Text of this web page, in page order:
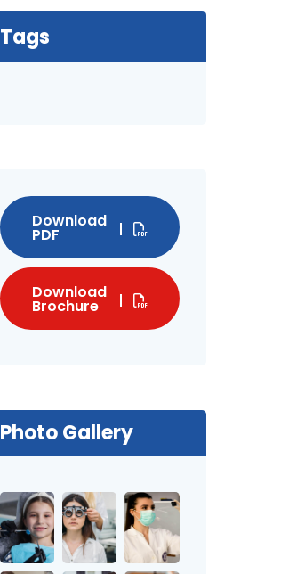
Tags
Download
PDF
Download
Brochure
Photo Gallery